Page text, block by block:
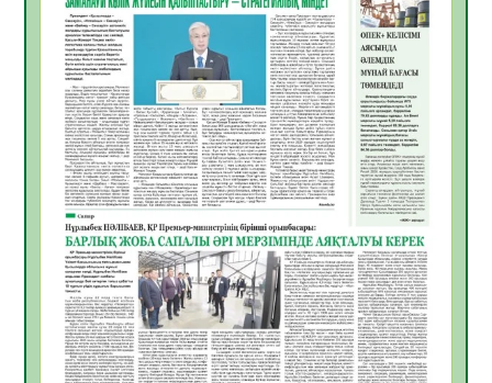
10.08.2026
18
Мемлекет басшысы Қасым-Жомарт
Тоқаевтың Абай күнімен құттықтауы
10.08.2026
10
«Жастар және заң мен тәртіп» атты
облыстық жайдарман ойындары өтті
10.08.2026
10
Өңірде «Кең дала-2» бағдарламасы арқылы
80 шаруашылық қаржыландырылды
09.08.2026
23
Жер ресурстары тиімді игерілуде
09.08.2026
24